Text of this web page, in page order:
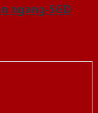
ngang-SGD